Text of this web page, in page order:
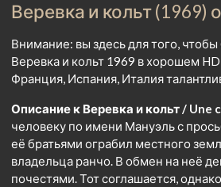
Веревка и кольт (1969)
Внимание: вы здесь для того,
Веревка и кольт 1969 в хорошем
Франция, Испания, Италия
Описание к Веревка и кольт / Une
человеку по имени Мануэль с
её братьями ограбил местного
владельца ранчо. В обмен на неё
почестями. Тот соглашается,